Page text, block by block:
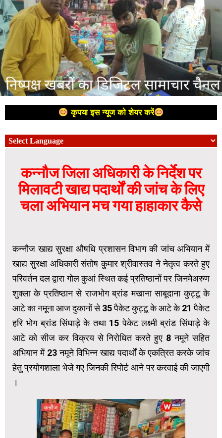
कृपया इस न्यूज को शेयर करें
कन्नौज जिला अधिकारी के निर्देश पर
मिलावटी खाद्य पदार्थों की जांच के लिए
चला अभियान मच गया हाहाकार कैसे
कन्नौज खाद्य सुरक्षा औषधि प्रशासन विभाग की जांच अभियान में
खाद्य सुरक्षा अधिकारी संतोष कुमार श्रीवास्तव ने नेतृत्व करते हुए
परिवर्तन दल द्वारा गोल कुआं स्थित कई प्रतिष्ठानों पर जिनमेअरुण
शुक्ला के प्रतिष्ठान से राजभोग ब्रांड मखाना साबूदाना कुट्टू के
आटे का नमूना आज दुकानों से 35 पैकेट कुट्टू के आटे के 21 पैकेट
हरि भोग ब्रांड सिंघाड़े के तथा 15 पेकेट लक्ष्मी ब्रांड सिंघाड़े के
आटे को सीज कर विक्रय से निरोधित करते हुए 8 नमूने सहित
अभियान में 23 नमूने विभिन्न खाद्य पदार्थों के एकत्रित करके जांच
हेतु प्रयोगशाला भेजे गए जिनकी रिपोर्ट आने पर करवाई की जाएगी
।